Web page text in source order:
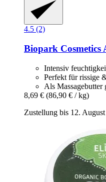
4.5 (2)
Biopark Cosmetics
Intensiv
Perfekt für rissige
Als Massagebutter
8,69 € (86,90 € / kg)
Zustellung bis 12. August